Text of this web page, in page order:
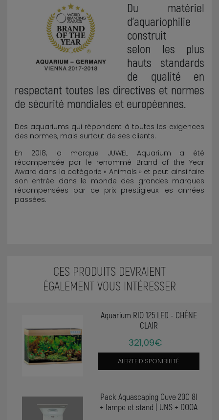
Du matériel
d'aquariophilie
construit
selon les plus
hauts standards
de qualité en
respectant toutes les directives et normes
de sécurité mondiales et européennes.
Des aquariums qui répondent à toutes les exigences
des normes, mais surtout de ses clients.
En 2018, la marque JUWEL Aquarium a été
récompensée par le renommé Brand of the Year
Award dans la catégorie « Animals » et peut ainsi faire
son entrée dans le monde des grandes marques
récompensées par ce prix prestigieux les années
passées.
CES PRODUITS DEVRAIENT
ÉGALEMENT VOUS INTÉRESSER
Aquarium RIO 125 LED - CHÊNE
CLAIR
321,09€
ALERTE DISPONIBILITÉ
Pack Aquascaping Cuve 20C 8l
+ lampe et stand | UNS + DOOA